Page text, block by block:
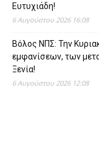
Ευτυχιάδη!
6 Αυγούστου 2026 16:08
Βόλος ΝΠΣ: Την
εμφανίσεων, των
Ξενία!
6 Αυγούστου 2026 12:08